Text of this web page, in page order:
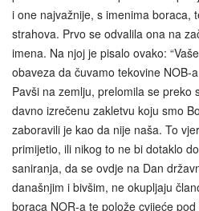
i one najvažnije, s imenima boraca,
strahova. Prvo se odvalila ona na
imena. Na njoj je pisalo ovako:
obaveza da čuvamo tekovine NOB-
Pavši na zemlju, prelomila se preko
davno izrečenu zakletvu koju smo
zaboravili je kao da nije naša. To
primijetio, ili nikog to ne bi dotaklo
saniranja, da se ovdje na Dan
današnjim i bivšim, ne okupljaju
boraca NOR-a te polože cvijeće